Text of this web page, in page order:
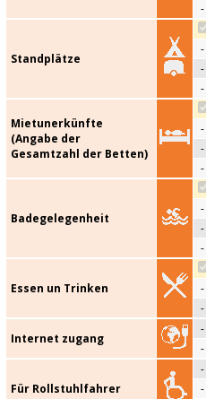
-
Standplätze
-
-
-
Mietunerkünfte
(Angabe der
Gesamtzahl der Betten)
-
-
-
Badegelegenheit
-
-
-
Essen un Trinken
-
-
Internet zugang
-
-
Für Rollstuhlfahrer
-
-